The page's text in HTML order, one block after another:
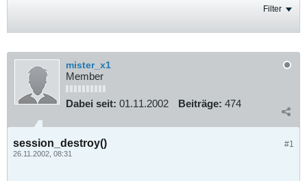
Filter
mister_x1
Member
Dabei seit: 01.11.2002 Beiträge: 474
#1
session_destroy()
26.11.2002, 08:31